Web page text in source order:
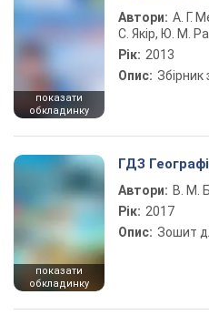
показати
обкладинку
Автори: А. Г.
С. Якір, Ю. М.
Рік: 2013
Опис: Збірник
показати
обкладинку
ГДЗ
Автори: В. М.
Рік: 2017
Опис: Зошит